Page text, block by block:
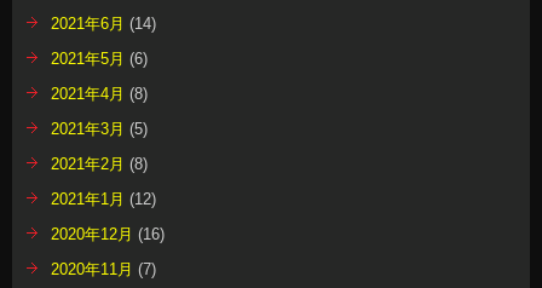
2021年6月 (14)
2021年5月 (6)
2021年4月 (8)
2021年3月 (5)
2021年2月 (8)
2021年1月 (12)
2020年12月 (16)
2020年11月 (7)